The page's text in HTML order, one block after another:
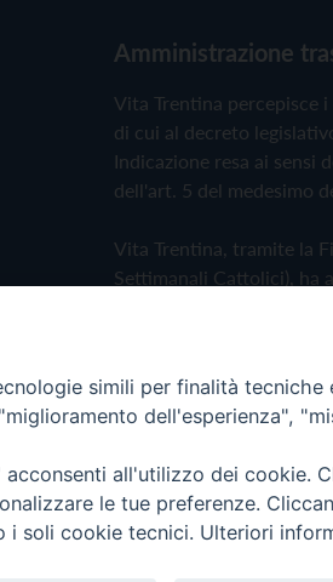
Amministrazione
Vita Trentina
di cui al decreto
Indicazione resa ai sensi
dell'art. 5 del medesimo
Vita Trentina, tramite la
Settimanali Cattolici), ha
Privacy Policy Cookie
- Vita Trentina Editrice
simili per finalità
dell'esperienza",
all'utilizzo dei cookie.
le tue preferenze.
i soli cookie tecnici. Ulteriori